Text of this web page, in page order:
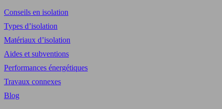
Conseils en isolation
Types d’isolation
Matériaux d’isolation
Aides et subventions
Performances énergétiques
Travaux connexes
Blog